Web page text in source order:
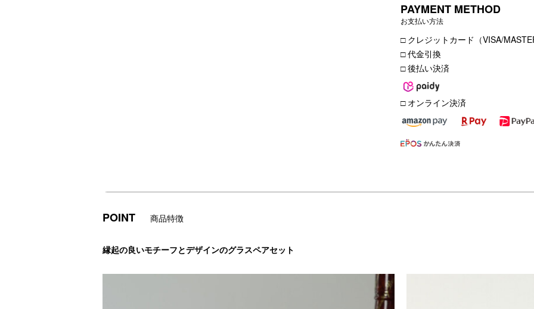
PAYMENT METHOD
お支払い方法
□ クレジットカード（VISA/
□ 代金引換
□ 後払い決済
□ オンライン決済
POINT 商品特徴
縁起の良いモチーフとデザインのグラスペアセット